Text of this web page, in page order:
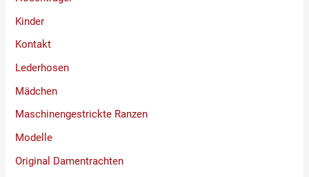
Kinder
Kontakt
Lederhosen
Mädchen
Maschinengestrickte Ranzen
Modelle
Original Damentrachten